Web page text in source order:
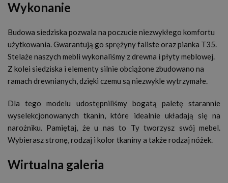
Wykonanie
Budowa siedziska pozwala na poczucie niezwykłego komfortu
użytkowania. Gwarantują go sprężyny faliste oraz pianka T35.
Stelaże naszych mebli wykonaliśmy z drewna i płyty meblowej.
Z kolei siedziska i elementy silnie obciążone zbudowano na
ramach drewnianych, dzięki czemu są niezwykle wytrzymałe.
Dla tego modelu udostępniliśmy bogatą paletę starannie
wyselekcjonowanych tkanin, które idealnie układają się na
narożniku. Pamiętaj, że u nas to Ty tworzysz swój mebel.
Wybierasz stronę, rodzaj i kolor tkaniny a także rodzaj nóżek.
Wirtualna galeria